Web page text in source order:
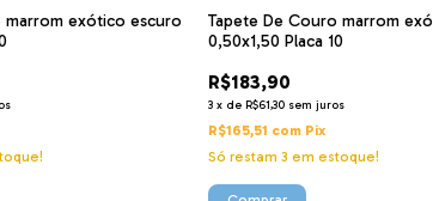
marrom exótico escuro
Tapete De Couro marrom
0,50x1,50 Placa 10
R$183,90
3 x de R$61,30 sem juros
R$165,51 com Pix
Só restam 3 em estoque!